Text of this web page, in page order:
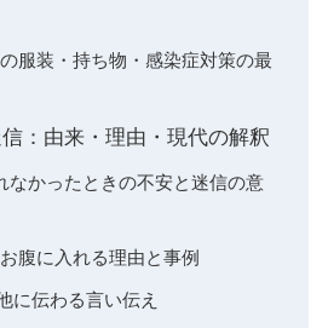
服装・持ち物・感染症対策の最
：由来・理由・現代の解釈
なかったときの不安と迷信の意
腹に入れる理由と事例
に伝わる言い伝え